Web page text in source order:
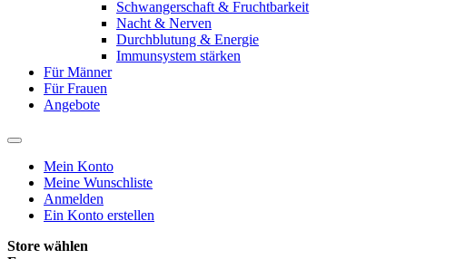
Schwangerschaft & Fruchtbarkeit
Nacht & Nerven
Durchblutung & Energie
Immunsystem stärken
Für Männer
Für Frauen
Angebote
Mein Konto
Meine Wunschliste
Anmelden
Ein Konto erstellen
Store wählen